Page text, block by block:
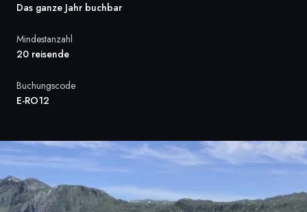
Schweden
Dänemark
Das ganze Jahr buchbar
Mindestanzahl
20 reisende
Buchungscode
E-RO12